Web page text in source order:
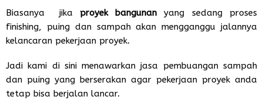
Biasanya jika proyek bangunanyang sedang proses
finishing, puing dan sampah akan mengganggu jalannya
kelancaran pekerjaan proyek.
Jadi kami di sini menawarkan jasa pembuangan sampah
dan puing yang berserakan agar pekerjaan proyek anda
tetap bisa berjalan lancar.